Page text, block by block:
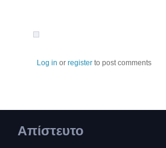
Log in or register to post comments
Απίστευτο